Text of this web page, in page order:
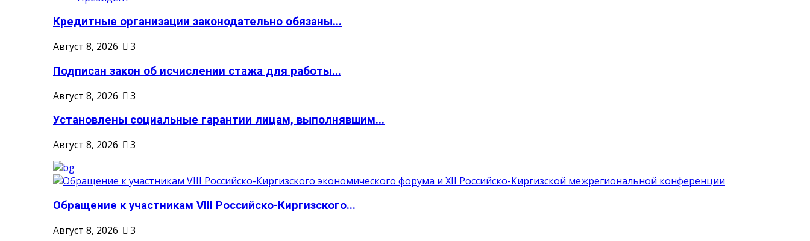
Кредитные организации законодательно обязаны...
Август 8, 2026
3
Подписан закон об исчислении стажа для работы...
Август 8, 2026
3
Установлены социальные гарантии лицам, выполнявшим...
Август 8, 2026
3
Обращение к участникам VIII Российско-Киргизского...
Август 8, 2026
3